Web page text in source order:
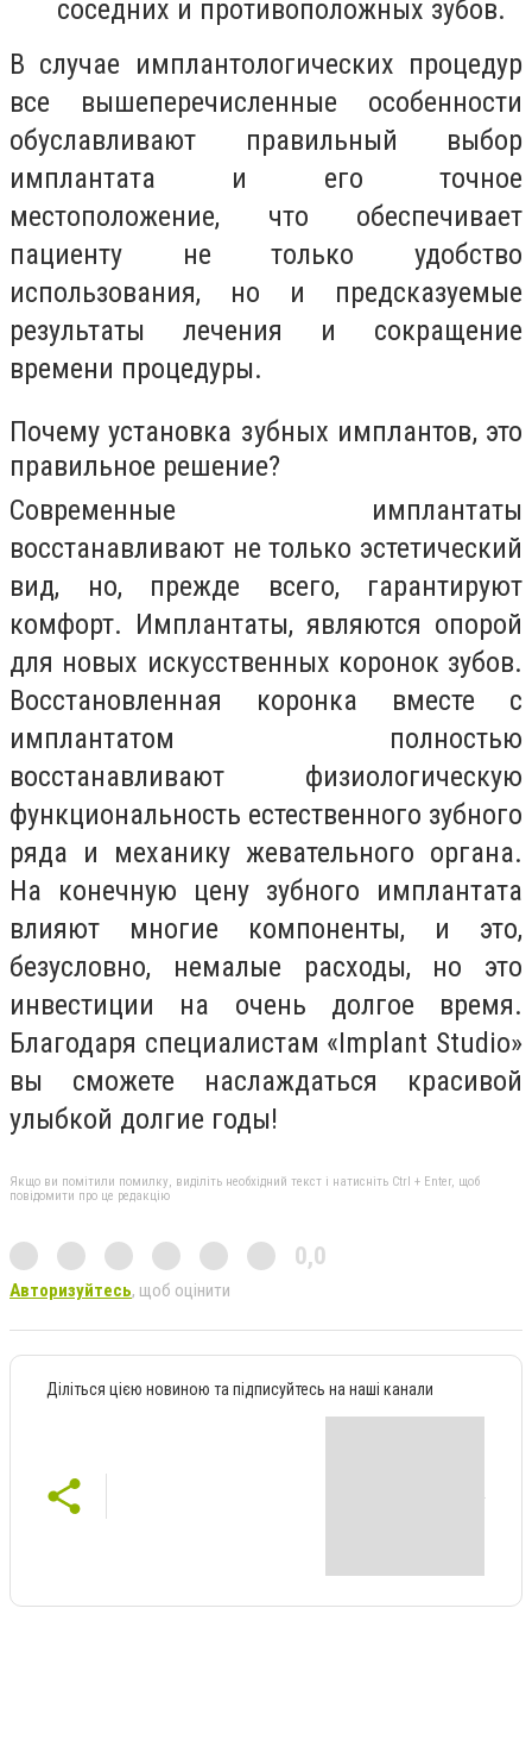
соседних и противоположных зубов.
В случае имплантологических процедур
все вышеперечисленные особенности
обуславливают правильный выбор
имплантата и его точное
местоположение, что обеспечивает
пациенту не только удобство
использования, но и предсказуемые
результаты лечения и сокращение
времени процедуры.
Почему установка зубных имплантов, это
правильное решение?
Современные имплантаты
восстанавливают не только эстетический
вид, но, прежде всего, гарантируют
комфорт. Имплантаты, являются опорой
для новых искусственных коронок зубов.
Восстановленная коронка вместе с
имплантатом полностью
восстанавливают физиологическую
функциональность естественного зубного
ряда и механику жевательного органа.
На конечную цену зубного имплантата
влияют многие компоненты, и это,
безусловно, немалые расходы, но это
инвестиции на очень долгое время.
Благодаря специалистам «Implant Studio»
вы сможете наслаждаться красивой
улыбкой долгие годы!
Якщо ви помітили помилку, виділіть необхідний текст і натисніть Ctrl + Enter, щоб
повідомити про це редакцію
0,0
Авторизуйтесь, щоб оцінити
Діліться цією новиною та підписуйтесь на наші канали